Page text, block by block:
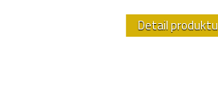
Detail produktu